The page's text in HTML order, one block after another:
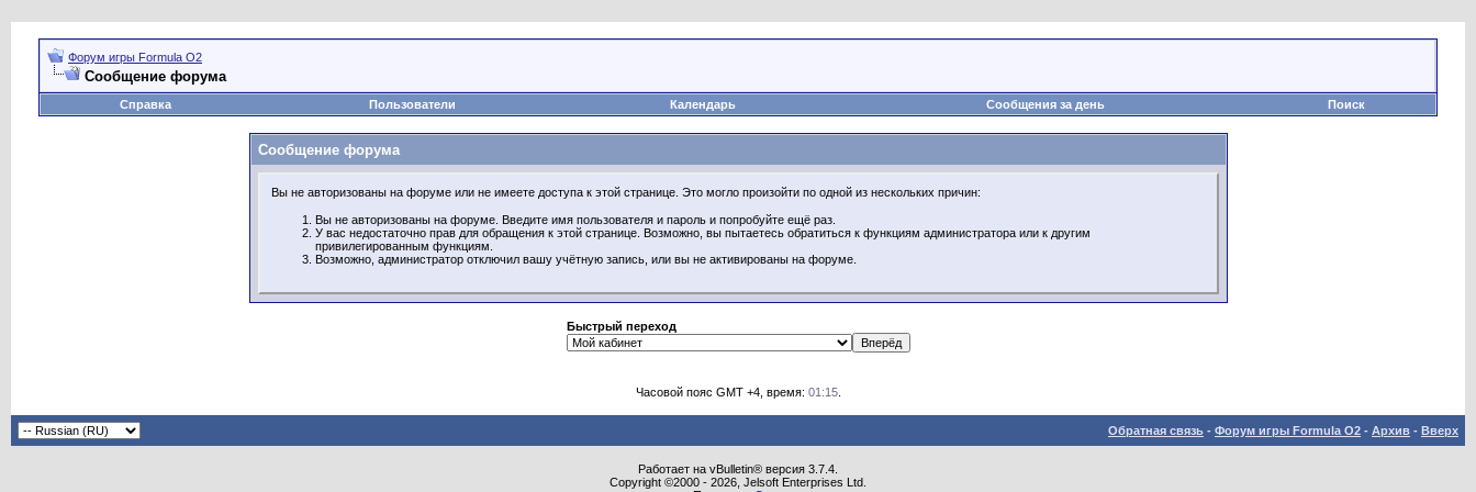
Форум игры Formula O2
Сообщение форума
Справка Пользователи Календарь Сообщения за день Поиск
Сообщение форума
Вы не авторизованы на форуме или не имеете доступа к этой странице. Это могло произойти по одной из нескольких причин:
Вы не авторизованы на форуме. Введите имя пользователя и пароль и попробуйте ещё раз.
У вас недостаточно прав для обращения к этой странице. Возможно, вы пытаетесь обратиться к функциям администратора или к другим
привилегированным функциям.
Возможно, администратор отключил вашу учётную запись, или вы не активированы на форуме.
Быстрый переход
Часовой пояс GMT +4, время: 01:15.
Обратная связь - Форум игры Formula O2 - Архив - Вверх
Работает на vBulletin® версия 3.7.4.
Copyright ©2000 - 2026, Jelsoft Enterprises Ltd.